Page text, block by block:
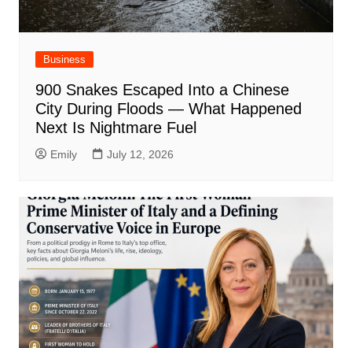
Business
900 Snakes Escaped Into a Chinese
City During Floods — What Happened
Next Is Nightmare Fuel
Emily July 12, 2026